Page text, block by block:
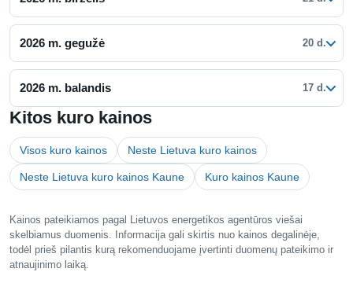
2026 m. gegužė 20 d.
2026 m. balandis 17 d.
Kitos kuro kainos
Visos kuro kainos Neste Lietuva kuro kainos
Neste Lietuva kuro kainos Kaune Kuro kainos Kaune
Kainos pateikiamos pagal Lietuvos energetikos agentūros viešai
skelbiamus duomenis. Informacija gali skirtis nuo kainos degalinėje,
todėl prieš pilantis kurą rekomenduojame įvertinti duomenų pateikimo ir
atnaujinimo laiką.